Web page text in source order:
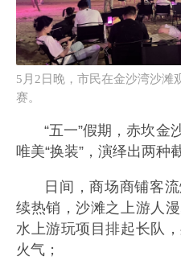
5月2日晚，市民在金沙湾沙滩
赛。
“五一”假期，赤坎金
唯美“换装”，演绎出两
日间，商场商铺客
续热销，沙滩之上游人
水上游玩项目排起长队
火气；